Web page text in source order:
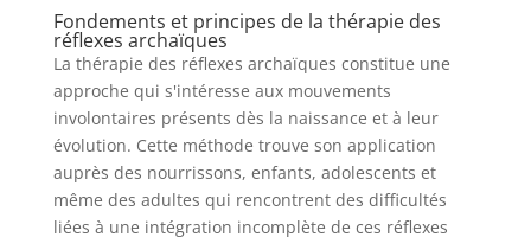
Fondements et principes de la thérapie des
réflexes archaïques
La thérapie des réflexes archaïques constitue une
approche qui s'intéresse aux mouvements
involontaires présents dès la naissance et à leur
évolution. Cette méthode trouve son application
auprès des nourrissons, enfants, adolescents et
même des adultes qui rencontrent des difficultés
liées à une intégration incomplète de ces réflexes